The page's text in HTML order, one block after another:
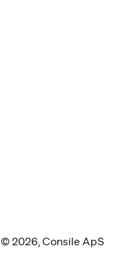
2026, Consile ApS